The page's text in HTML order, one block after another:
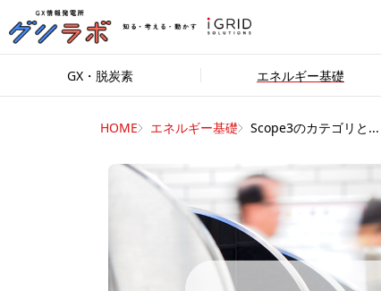
GX・脱炭素 エネルギー基礎
HOME エネルギー基礎 Scope3のカテゴリと...